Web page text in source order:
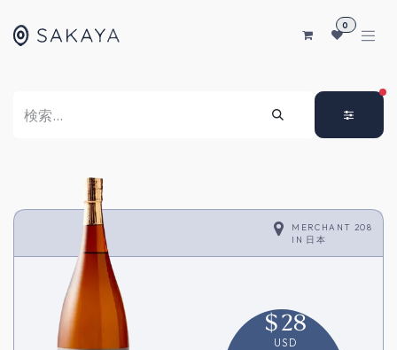
0
MERCHANT 208
IN 日本
$28
USD